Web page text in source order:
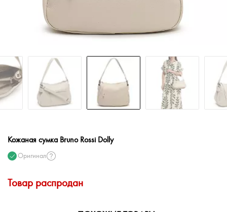
Кожаная сумка Bruno Rossi Dolly
Оригинал
Товар распродан